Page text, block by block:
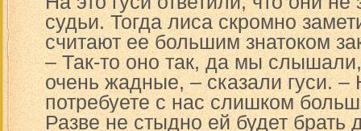
судьи. Тогда лиса скромно
считают ее большим знатоком
– Так-то оно так, да мы слышали,
очень жадные, – сказали гуси.
потребуете с нас слишком
Разве не стыдно ей будет брать